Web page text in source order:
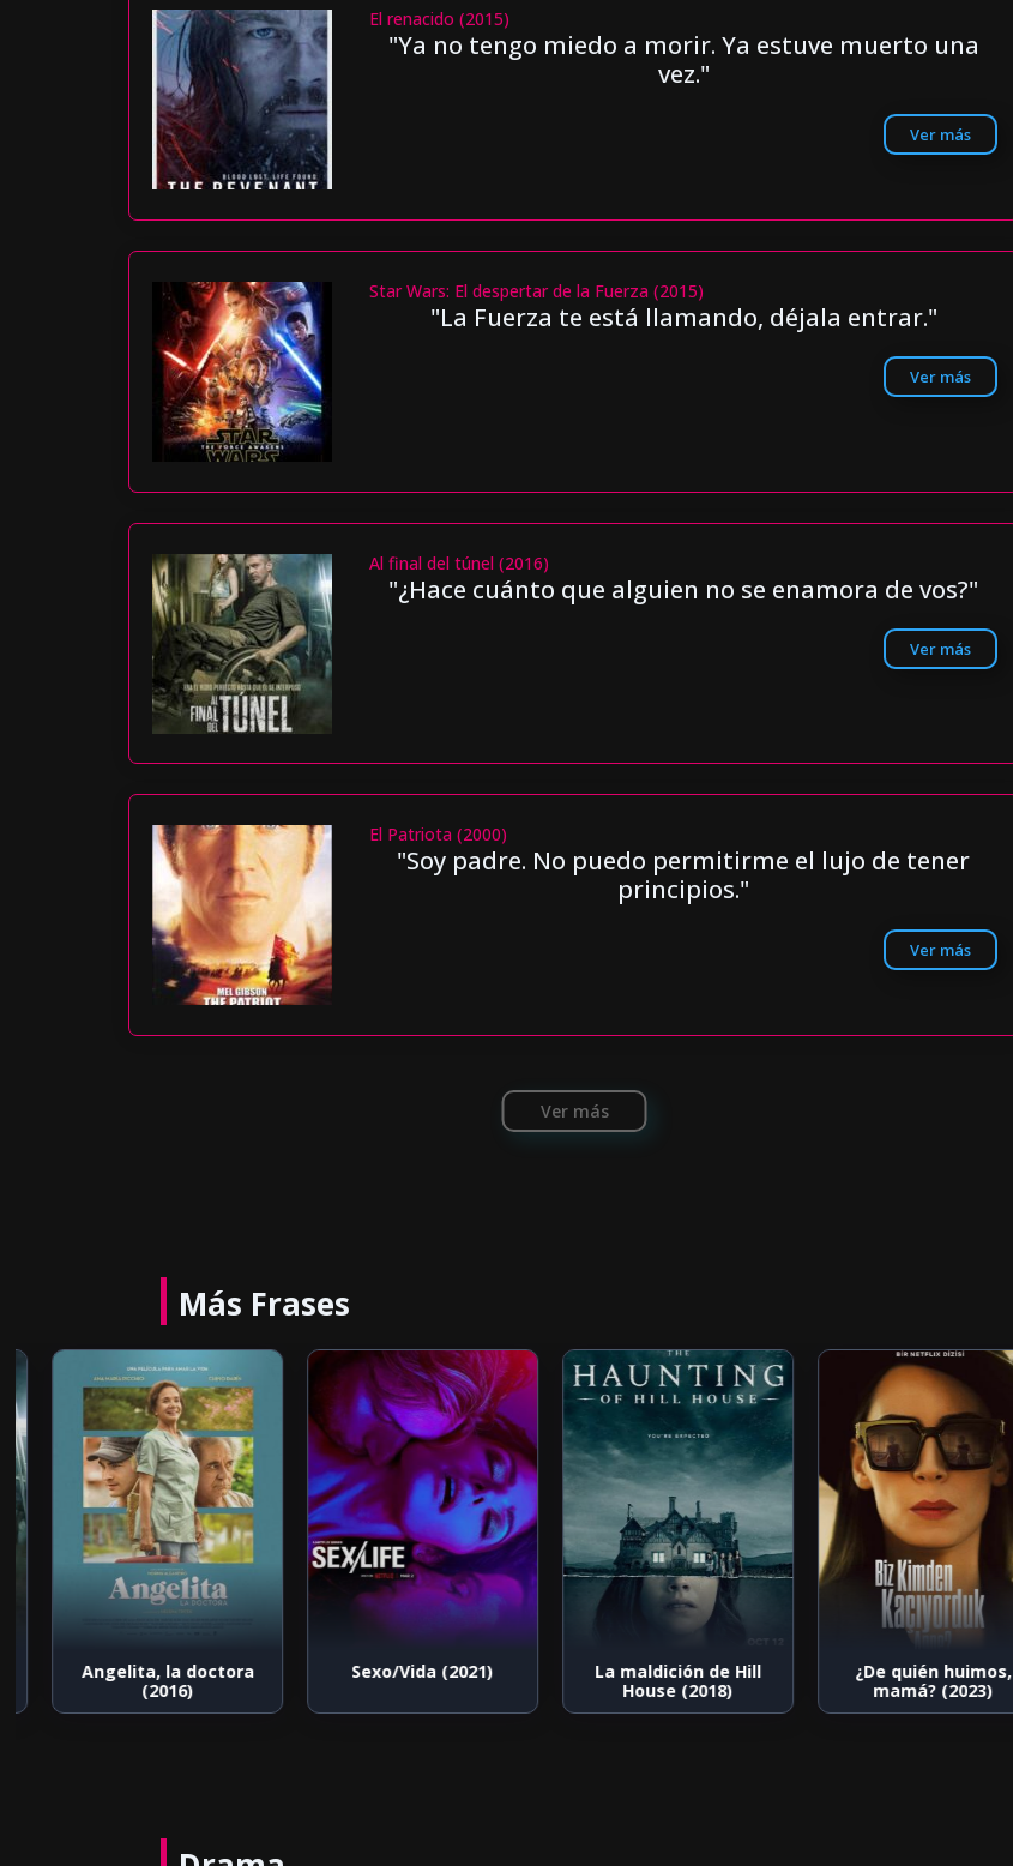
El renacido (2015)
"Ya no tengo miedo a morir. Ya estuve muerto una
vez."
Ver más
Star Wars: El despertar de la Fuerza (2015)
"La Fuerza te está llamando, déjala entrar."
Ver más
Al final del túnel (2016)
"¿Hace cuánto que alguien no se enamora de vos?"
Ver más
El Patriota (2000)
"Soy padre. No puedo permitirme el lujo de tener
principios."
Ver más
Ver más
Más Frases
Angelita, la doctora
(2016)
Sexo/Vida (2021)
La maldición de Hill
House (2018)
¿De quién huimos,
mamá? (2023)